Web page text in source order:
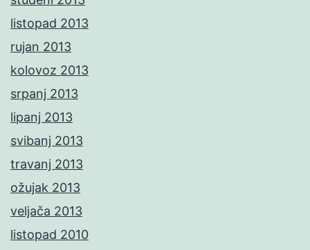
listopad 2013
rujan 2013
kolovoz 2013
srpanj 2013
lipanj 2013
svibanj 2013
travanj 2013
ožujak 2013
veljača 2013
listopad 2010